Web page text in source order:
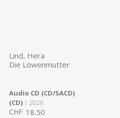
Lind, Hera
Die Löwenmutter
Audio CD (CD/SACD)
(CD)| 2026
CHF 18.50